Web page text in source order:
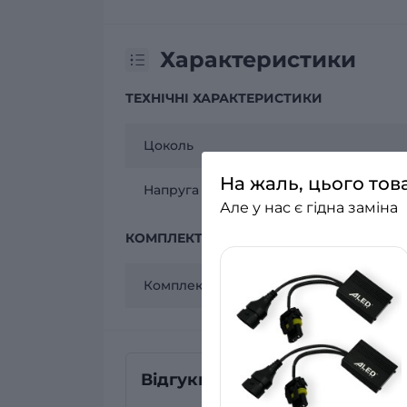
Характеристики
ТЕХНІЧНІ ХАРАКТЕРИСТИКИ
Цоколь
Напруга
КОМПЛЕКТАЦІЯ
Комплектація
Відгуки
На жаль, цього
Але у нас є гідна заміна